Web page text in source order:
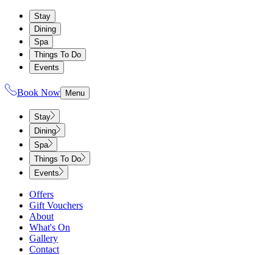
Stay
Dining
Spa
Things To Do
Events
Book Now Menu
Stay
Dining
Spa
Things To Do
Events
Offers
Gift Vouchers
About
What's On
Gallery
Contact